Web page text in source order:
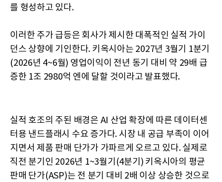
를 형성하고 있다.
이러한 주가 급등은 회사가 제시한 대폭적인 실적 가이
던스 상향에 기인한다. 키옥시아는 2027년 3월기 1분기
(2026년 4~6월) 영업이익이 전년 동기 대비 약 29배 급
증한 1조 2980억 엔에 달할 것이라고 발표했다.
실적 호조의 주된 배경은 AI 산업 확장에 따른 데이터센
터용 낸드플래시 수요 증가다. 시장 내 공급 부족이 이어
지면서 제품 판매 단가가 가파르게 오르고 있다. 실제로
직전 분기인 2026년 1~3월기(4분기) 키옥시아의 평균
판매 단가(ASP)는 전 분기 대비 2배 이상 상승한 것으로